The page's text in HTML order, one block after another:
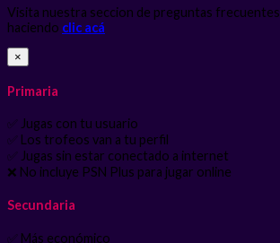
Visita nuestra seccion de preguntas frecuentes
haciendo clic acá
×
Primaria
✅ Jugas con tu usuario
✅ Los trofeos van a tu perfil
✅ Jugas sin estar conectado a internet
❌ No incluye PSN Plus para jugar online
Secundaria
✅ Más económico